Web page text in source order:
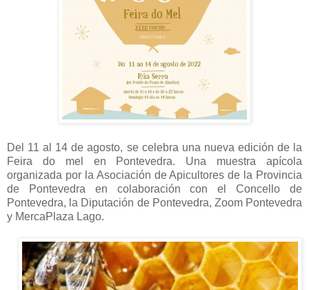
Del 11 al 14 de agosto, se celebra una nueva edición de la
Feira do mel en Pontevedra. Una muestra apícola
organizada por la Asociación de Apicultores de la Provincia
de Pontevedra en colaboración con el Concello de
Pontevedra, la Diputación de Pontevedra, Zoom Pontevedra
y MercaPlaza Lago.